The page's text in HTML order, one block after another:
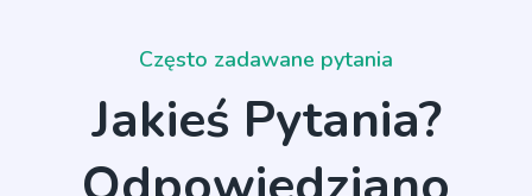
Rewrite With Keywords
Zawodowiec
Rewrite your existing content to include more
keywords and boost your search engine rankings.
Często zadawane pytania
Jakieś Pytania?